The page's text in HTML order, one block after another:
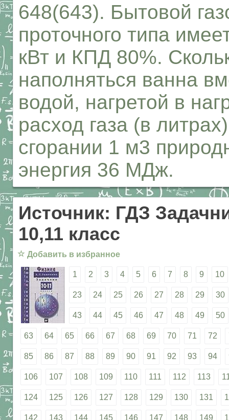
648(643). Бытовой
проточного типа
кВт и КПД 80%.
наполняться ванна
водой, нагретой в
расход газа (в
сгорании 1 м3
энергия 36 МДж.
Источник: ГДЗ
10,11 класс
☆ Добавить в избранное
1 2 3 4 5 6 7 8 9 10
23 24 25 26 27 28 29 30
43 44 45 46 47 48 49 50
63 64 65 66 67 68 69 70 71 72
85 86 87 88 89 90 91 92 93 94
106 107 108 109 110 111 112 113
124 125 126 127 128 129 130 131
142 143 144 145 146 147 148 149